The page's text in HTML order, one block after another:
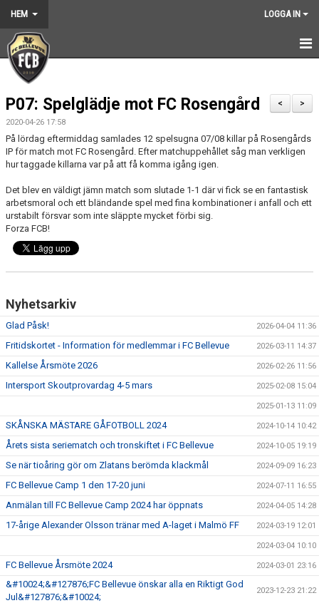
HEM LOGGA IN
HEM
NYHETER
GRUNDARNA
KONTAKT
KALENDER
BILDGALLERI
DOKUMENT
MEDLEMSKAP
KLÄDBESTÄLLNING
SPONSORER
NATIONELLA SPELFORMER
PROVTRÄNING
SKADEBEHANDLING
VÄRDEGRUND
FOTBOLLSCAMP 2026
TRÄNARUTBILDNING
>
<
P07: Spelglädje mot FC Rosengård
2020-04-26 17:58
På lördag eftermiddag samlades 12 spelsugna 07/08 killar på Rosengårds
IP för match mot FC Rosengård. Efter matchuppehållet såg man verkligen
hur taggade killarna var på att få komma igång igen.
Det blev en väldigt jämn match som slutade 1-1 där vi fick se en fantastisk
arbetsmoral och ett bländande spel med fina kombinationer i anfall och ett
urstabilt försvar som inte släppte mycket förbi sig.
Forza FCB!
Nyhetsarkiv
Glad Påsk! 2026-04-04 11:36
Fritidskortet - Information för medlemmar i FC Bellevue 2026-03-11 14:37
Kallelse Årsmöte 2026 2026-02-26 11:56
Intersport Skoutprovardag 4-5 mars 2025-02-08 15:04
2025-01-13 11:09
SKÅNSKA MÄSTARE GÅFOTBOLL 2024 2024-10-14 10:42
Årets sista seriematch och tronskiftet i FC Bellevue 2024-10-05 19:19
Se när tioåring gör om Zlatans berömda klackmål 2024-09-09 16:23
FC Bellevue Camp 1 den 17-20 juni 2024-07-11 16:55
Anmälan till FC Bellevue Camp 2024 har öppnats 2024-04-05 14:28
17-årige Alexander Olsson tränar med A-laget i Malmö FF 2024-03-19 12:01
2024-03-04 10:10
FC Bellevue Årsmöte 2024 2024-03-01 23:16
&#10024;&#127876;FC Bellevue önskar alla en Riktigt God
Jul&#127876;&#10024;
2023-12-23 21:22